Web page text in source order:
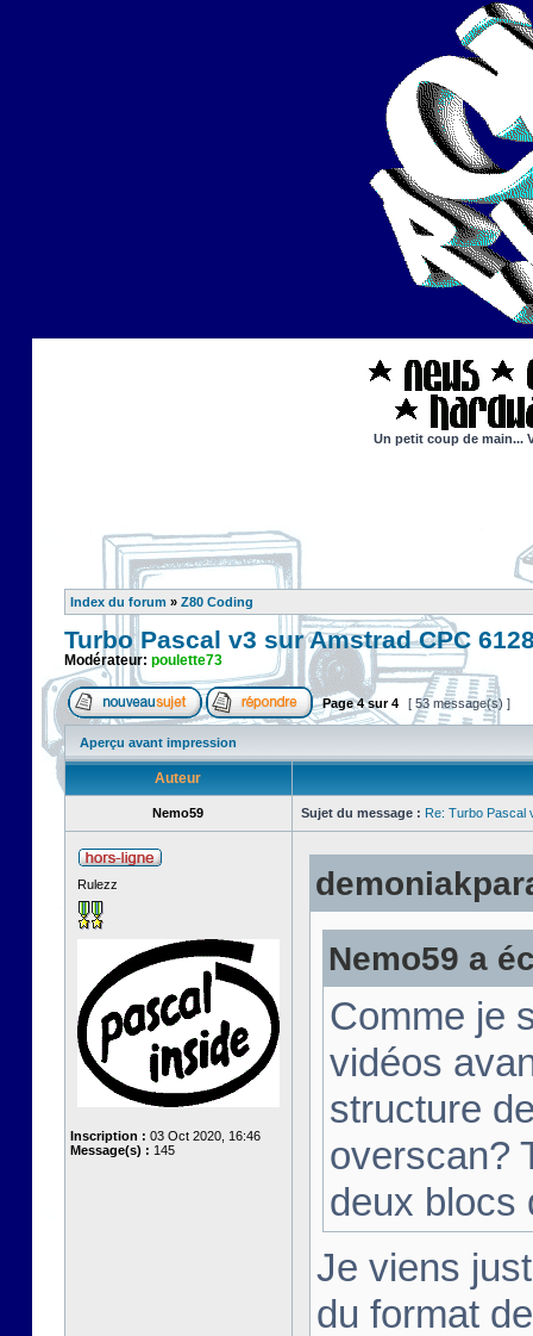
Un petit coup de main...
Index du forum » Z80 Coding
Turbo Pascal v3 sur Amstrad CPC
Modérateur: poulette73
Page4sur4 [ 53 message(s) ]
Aperçu avant impression
Auteur
Nemo59 Sujet du message : Re: Turbo Pascal
Rulezz
Inscription : 03 Oct 2020, 16:46
Message(s) : 145
Nemo59 a
Comme je
vidéos
structure
overscan?
deux
Je viens
du format